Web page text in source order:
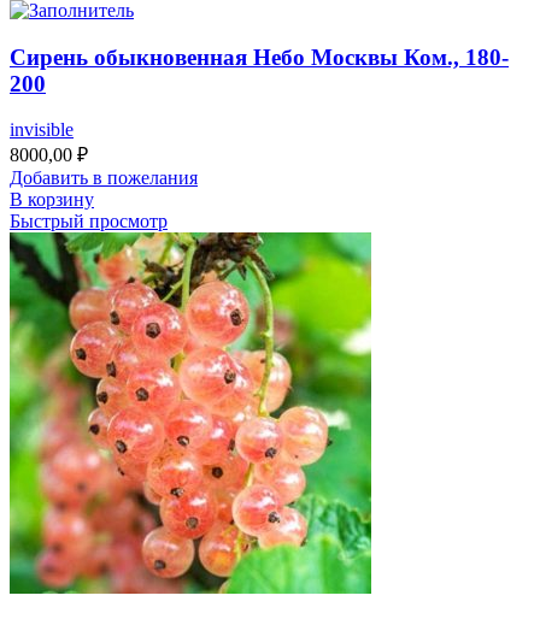
Сирень обыкновенная Небо Москвы Ком., 180-
200
invisible
8000,00 ₽
Добавить в пожелания
В корзину
Быстрый просмотр